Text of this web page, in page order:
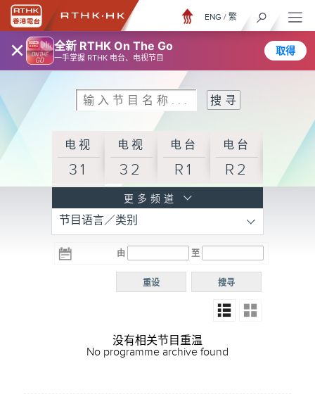
× 全新 RTHK On The Go
一手掌握 RTHK 电台、电视节目
取得
ENG / 繁
电视
31
电视
32
电台
R1
电台
R2
R3
电台 电台
R5
电台
普通
更多频道
节目语言／类别
由 至
搜寻
重设
没有相关节目重温
No programme archive found